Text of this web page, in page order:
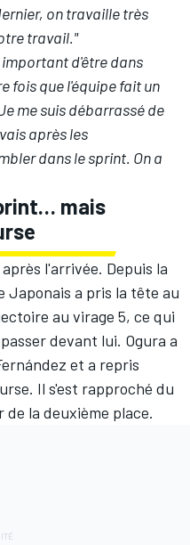
on travaille très
travail."
important d'être dans
fois que l'équipe fait un
me suis débarrassé de
après les
dans le sprint. On a
mais
l'arrivée. Depuis la
Japonais a pris la tête au
au virage 5, ce qui
devant lui. Ogura a
et a repris
Il s'est rapproché du
la deuxième place.